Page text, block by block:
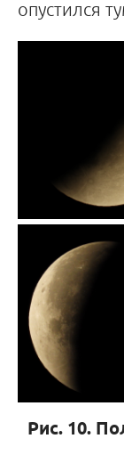
опустился
Рис. 10.